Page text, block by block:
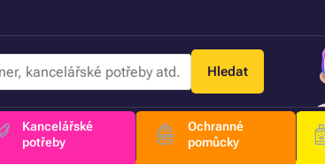
Hledat
Kancelářské
potřeby
Ochranné
pomůcky